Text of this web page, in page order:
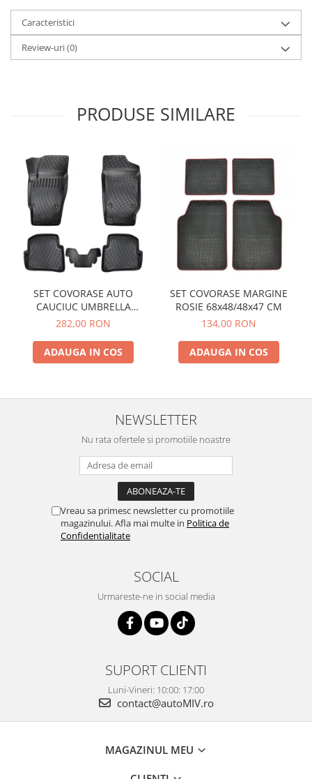
Caracteristici
Review-uri(0)
PRODUSE SIMILARE
SET COVORASE AUTO
CAUCIUC UMBRELLA
PENTRU VW POLO V (6R / 6C
282,00 RON
ADAUGA IN COS
SET COVORASE MARGINE
ROSIE 68x48/48x47 CM
134,00 RON
ADAUGA IN COS
NEWSLETTER
Nu rata ofertele si promotiile noastre
Vreau sa primesc newsletter cu promotiile
magazinului. Afla mai multe in Politica de
Confidentialitate
SOCIAL
Urmareste-ne in social media
SUPORT CLIENTI
Luni-Vineri: 10:00: 17:00
contact@autoMIV.ro
MAGAZINUL MEU